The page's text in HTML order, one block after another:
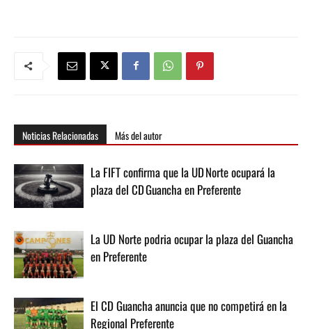
Noticias Relacionadas Más del autor
La FIFT confirma que la UD Norte ocupará la
plaza del CD Guancha en Preferente
La UD Norte podria ocupar la plaza del Guancha
en Preferente
El CD Guancha anuncia que no competirá en la
Regional Preferente